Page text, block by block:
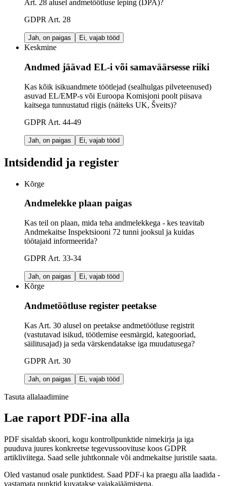
Art. 28 alusel andmetöötluse leping (DPA)?
GDPR Art. 28
Jah, on paigas Ei, vajab tööd
Keskmine
Andmed jäävad EL-i või samaväärsesse riiki
Kas kõik isikuandmete töötlejad (sealhulgas pilveteenused)
asuvad EL/EMP-s või Euroopa Komisjoni poolt piisava
kaitsega tunnustatud riigis (näiteks UK, Šveits)?
GDPR Art. 44-49
Jah, on paigas Ei, vajab tööd
Intsidendid ja register
Kõrge
Andmelekke plaan paigas
Kas teil on plaan, mida teha andmelekkega - kes teavitab
Andmekaitse Inspektsiooni 72 tunni jooksul ja kuidas
töötajaid informeerida?
GDPR Art. 33-34
Jah, on paigas Ei, vajab tööd
Kõrge
Andmetöötluse register peetakse
Kas Art. 30 alusel on peetakse andmetöötluse registrit
(vastutavad isikud, töötlemise eesmärgid, kategooriad,
säilitusajad) ja seda värskendatakse iga muudatusega?
GDPR Art. 30
Jah, on paigas Ei, vajab tööd
Tasuta allalaadimine
Lae raport PDF-ina alla
PDF sisaldab skoori, kogu kontrollpunktide nimekirja ja iga
puuduva juures konkreetse tegevussoovituse koos GDPR
artikliviitega. Saad selle juhtkonnale või andmekaitse juristile saata.
Oled vastanud osale punktidest. Saad PDF-i ka praegu alla laadida -
vastamata punktid kuvatakse vajakajäämistena.